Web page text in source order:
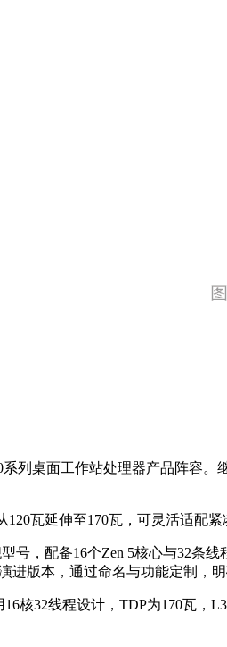
系列桌面工作站处理器产品阵容
瓦延伸至170瓦，可灵活适配紧
号，配备16个Zen 5核心与32条
进版本，通过命名与功能定制，
核32线程设计，TDP为170瓦